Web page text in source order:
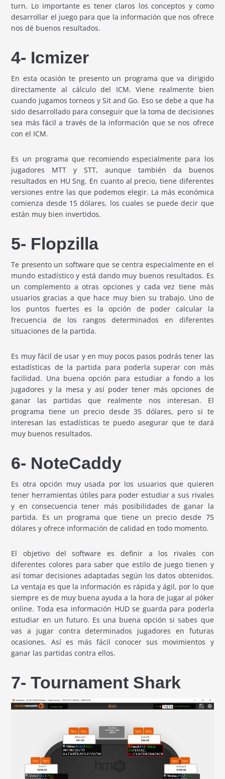
turn. Lo importante es tener claros los conceptos y como
desarrollar el juego para que la información que nos ofrece
nos dé buenos resultados.
4- Icmizer
En esta ocasión te presento un programa que va dirigido
directamente al cálculo del ICM. Viene realmente bien
cuando jugamos torneos y Sit and Go. Eso se debe a que ha
sido desarrollado para conseguir que la toma de decisiones
sea más fácil a través de la información que se nos ofrece
con el ICM.
Es un programa que recomiendo especialmente para los
jugadores MTT y STT, aunque también da buenos
resultados en HU Sng. En cuanto al precio, tiene diferentes
versiones entre las que podemos elegir. La más económica
comienza desde 15 dólares, los cuales se puede decir que
están muy bien invertidos.
5- Flopzilla
Te presento un software que se centra especialmente en el
mundo estadístico y está dando muy buenos resultados. Es
un complemento a otras opciones y cada vez tiene más
usuarios gracias a que hace muy bien su trabajo. Uno de
los puntos fuertes es la opción de poder calcular la
frecuencia de los rangos determinados en diferentes
situaciones de la partida.
Es muy fácil de usar y en muy pocos pasos podrás tener las
estadísticas de la partida para poderla superar con más
facilidad. Una buena opción para estudiar a fondo a los
jugadores y la mesa y así poder tener más opciones de
ganar las partidas que realmente nos interesan. El
programa tiene un precio desde 35 dólares, pero si te
interesan las estadísticas te puedo asegurar que te dará
muy buenos resultados.
6- NoteCaddy
Es otra opción muy usada por los usuarios que quieren
tener herramientas útiles para poder estudiar a sus rivales
y en consecuencia tener más posibilidades de ganar la
partida. Es un programa que tiene un precio desde 75
dólares y ofrece información de calidad en todo momento.
El objetivo del software es definir a los rivales con
diferentes colores para saber que estilo de juego tienen y
así tomar decisiones adaptadas según los datos obtenidos.
La ventaja es que la información es rápida y ágil, por lo que
siempre es de muy buena ayuda a la hora de jugar al póker
online. Toda esa información HUD se guarda para poderla
estudiar en un futuro. Es una buena opción si sabes que
vas a jugar contra determinados jugadores en futuras
ocasiones. Así es más fácil conocer sus movimientos y
ganar las partidas contra ellos.
7- Tournament Shark